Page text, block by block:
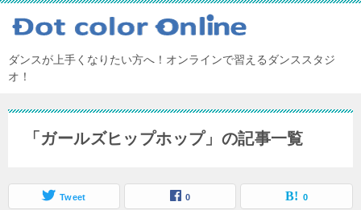
ダンスが上手くなりたい方へ！オンラインで習えるダンススタジ
オ！
「ガールズヒップホップ」の記事一覧
Tweet 0 0